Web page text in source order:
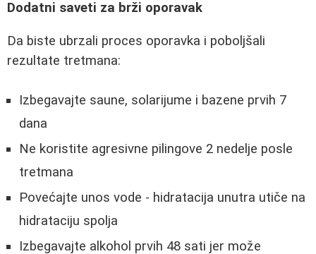
Dodatni saveti za brži oporavak
Da biste ubrzali proces oporavka i poboljšali
rezultate tretmana:
Izbegavajte saune, solarijume i bazene prvih 7
dana
Ne koristite agresivne pilingove 2 nedelje posle
tretmana
Povećajte unos vode - hidratacija unutra utiče na
hidrataciju spolja
Izbegavajte alkohol prvih 48 sati jer može